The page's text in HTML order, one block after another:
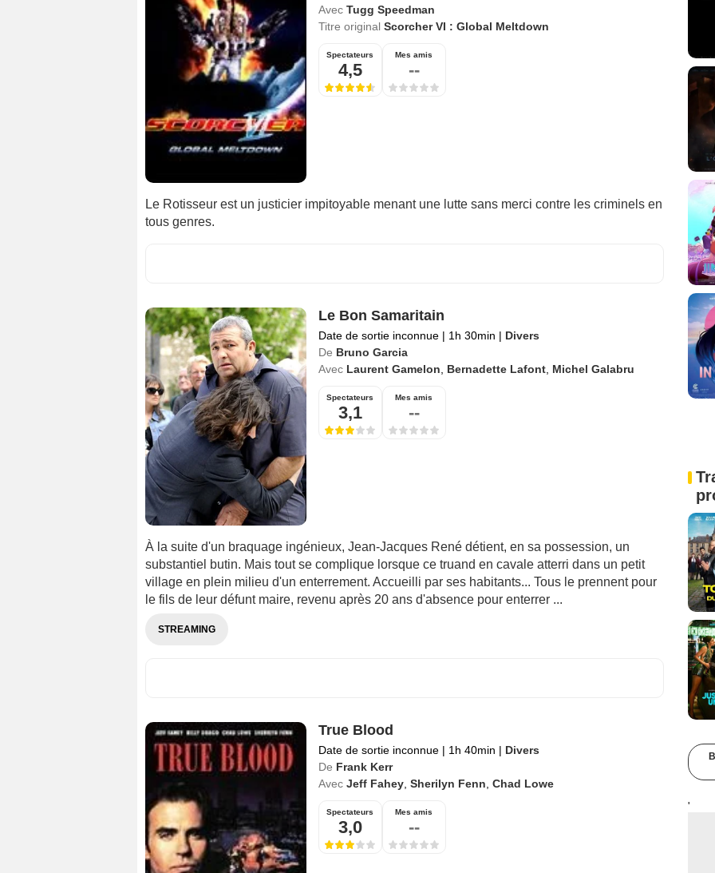
Avec Tugg Speedman
Titre original Scorcher VI : Global Meltdown
Spectateurs
4,5
Mes amis
--
Le Rotisseur est un justicier impitoyable menant une lutte sans merci contre les criminels en
tous genres.
Le Bon Samaritain
Date de sortie inconnue | 1h 30min | Divers
De Bruno Garcia
Avec Laurent Gamelon Bernadette Lafont, Michel Galabru
Spectateurs
3,1
Mes amis
--
À la suite d'un braquage ingénieux, Jean-Jacques René détient, en sa possession, un
substantiel butin. Mais tout se complique lorsque ce truand en cavale atterri dans un petit
village en plein milieu d'un enterrement. Accueilli par ses habitants... Tous le prennent pour
le fils de leur défunt maire, revenu après 20 ans d'absence pour enterrer ...
STREAMING
True Blood
Date de sortie inconnue | 1h 40min | Divers
De Frank Kerr
Avec Jeff Fahey, Sherilyn Fenn Chad Lowe
Spectateurs
3,0
Mes amis
--
'